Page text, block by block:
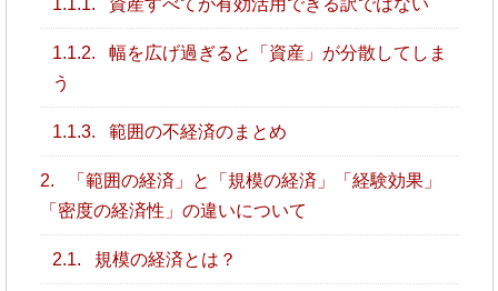
1.1.1. 資産すべてが有効活用できる訳ではない
1.1.2.
幅を広げ過ぎると「資産」が分散してしま
う
1.1.3. 範囲の不経済のまとめ
2.
「範囲の経済」と「規模の経済」「経験効果」
「密度の経済性」の違いについて
2.1. 規模の経済とは？